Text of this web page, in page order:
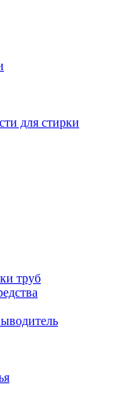
для стирки
труб